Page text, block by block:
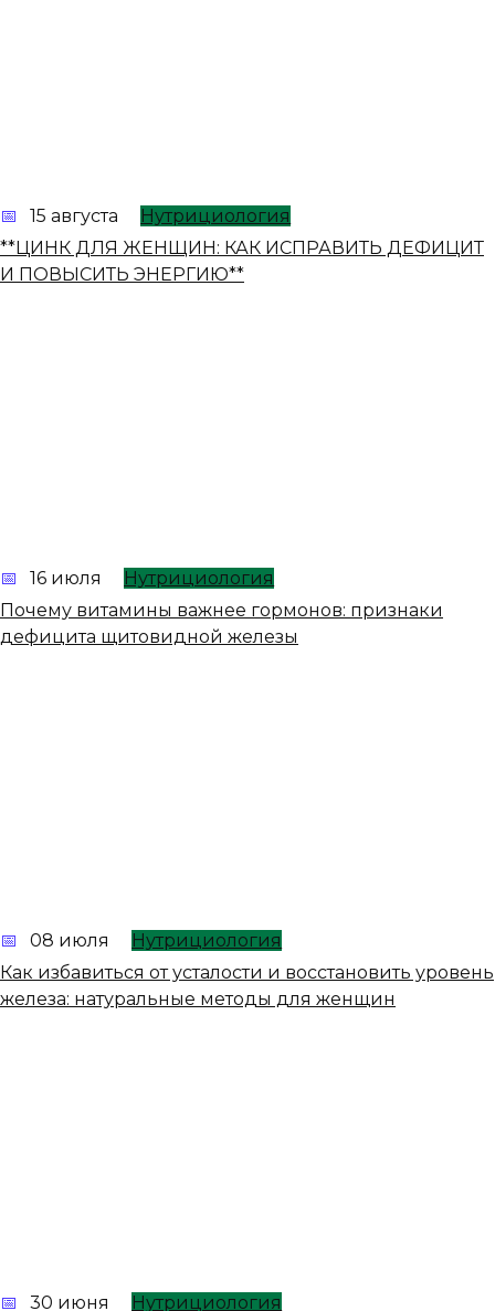
15 августа
Нутрициология
**ЦИНК ДЛЯ ЖЕНЩИН: КАК ИСПРАВИТЬ ДЕФИЦИТ
И ПОВЫСИТЬ ЭНЕРГИЮ**
16 июля
Нутрициология
Почему витамины важнее гормонов: признаки
дефицита щитовидной железы
08 июля
Нутрициология
Как избавиться от усталости и восстановить уровень
железа: натуральные методы для женщин
30 июня Нутрициология